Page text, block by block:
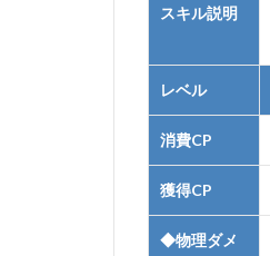
スキル説明
レベル
消費CP
獲得CP
◆物理ダメ